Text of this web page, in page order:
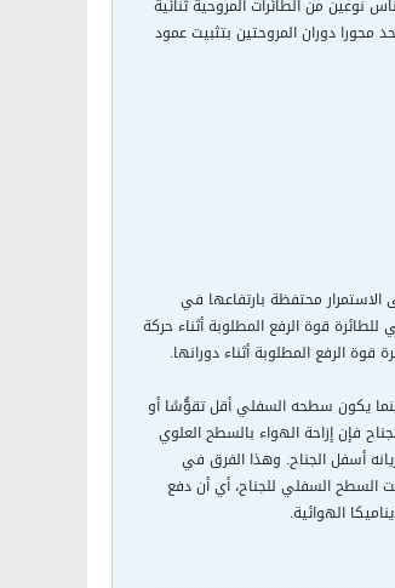
نوعين من الطائرات المروحية ثنائية
محورا دوران المروحتين بتثبيت عمود
الاستمرار محتفظة بارتفاعها في
قوة الرفع المطلوبة أثناء حركة
الرفع المطلوبة أثناء دورانها.
يكون سطحه السفلي أقل تقوُّسًا أو
فإن إزاحة الهواء بالسطح العلوي
أسفل الجناح. وهذا الفرق في
السطح السفلي للجناح، أي أن دفع
الهوائية.